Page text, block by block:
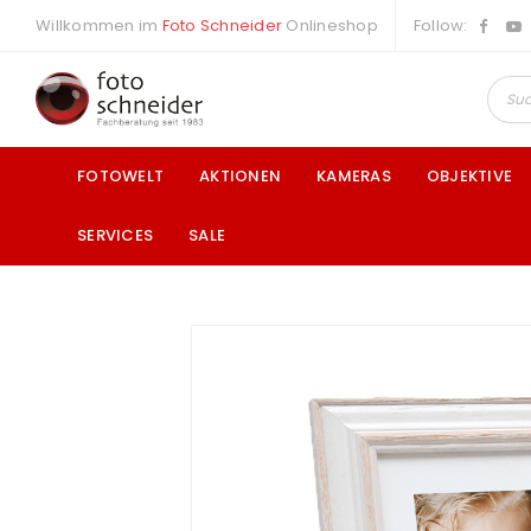
Willkommen im Foto Schneider Onlineshop Follow:
FOTOWELT AKTIONEN KAMERAS OBJEKTIVE
SERVICES SALE